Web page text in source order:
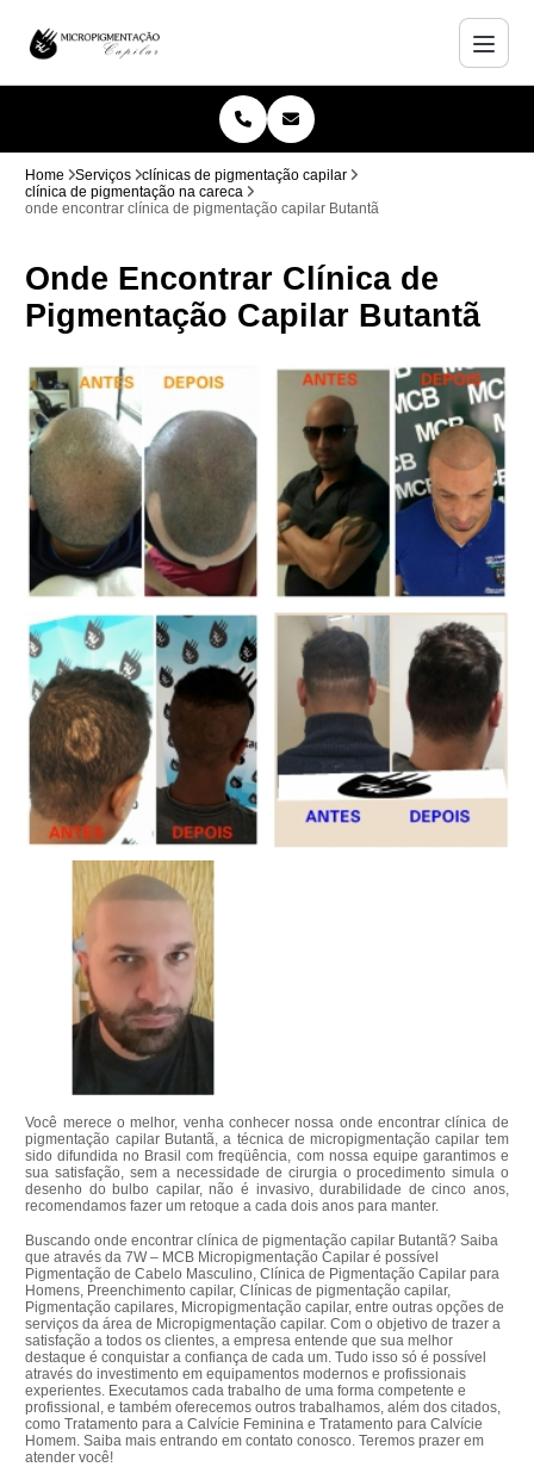
Home Serviços
clínicas de pigmentação capilar
clínica de pigmentação na careca
onde encontrar clínica de pigmentação capilar Butantã
Onde Encontrar Clínica de
Pigmentação Capilar Butantã
Você merece o melhor, venha conhecer nossa onde encontrar clínica de
pigmentação capilar Butantã, a técnica de micropigmentação capilar tem
sido difundida no Brasil com freqüência, com nossa equipe garantimos e
sua satisfação, sem a necessidade de cirurgia o procedimento simula o
desenho do bulbo capilar, não é invasivo, durabilidade de cinco anos,
recomendamos fazer um retoque a cada dois anos para manter.
Buscando onde encontrar clínica de pigmentação capilar Butantã? Saiba
que através da 7W – MCB Micropigmentação Capilar é possível
Pigmentação de Cabelo Masculino, Clínica de Pigmentação Capilar para
Homens, Preenchimento capilar, Clínicas de pigmentação capilar,
Pigmentação capilares, Micropigmentação capilar, entre outras opções de
serviços da área de Micropigmentação capilar. Com o objetivo de trazer a
satisfação a todos os clientes, a empresa entende que sua melhor
destaque é conquistar a confiança de cada um. Tudo isso só é possível
através do investimento em equipamentos modernos e profissionais
experientes. Executamos cada trabalho de uma forma competente e
profissional, e também oferecemos outros trabalhamos, além dos citados,
como Tratamento para a Calvície Feminina e Tratamento para Calvície
Homem. Saiba mais entrando em contato conosco. Teremos prazer em
atender você!